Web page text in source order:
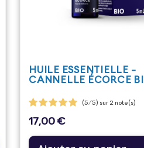
HUILE ESSENTIELLE -
CANNELLE ÉCORCE
(5/5) sur 2 note(s)
Prix
17,00 €